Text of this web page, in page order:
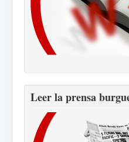
Leer la prensa